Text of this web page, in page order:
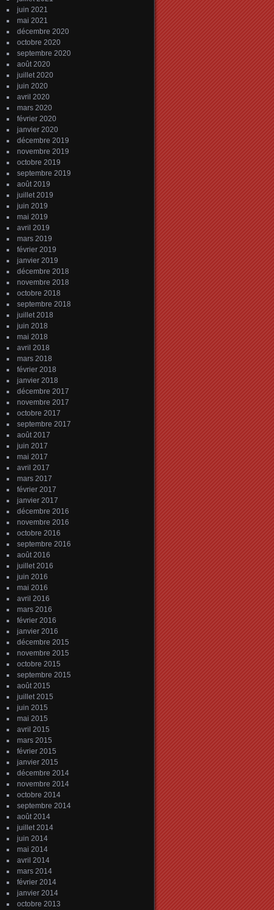
juin 2021
mai 2021
décembre 2020
octobre 2020
septembre 2020
août 2020
juillet 2020
juin 2020
avril 2020
mars 2020
février 2020
janvier 2020
décembre 2019
novembre 2019
octobre 2019
septembre 2019
août 2019
juillet 2019
juin 2019
mai 2019
avril 2019
mars 2019
février 2019
janvier 2019
décembre 2018
novembre 2018
octobre 2018
septembre 2018
juillet 2018
juin 2018
mai 2018
avril 2018
mars 2018
février 2018
janvier 2018
décembre 2017
novembre 2017
octobre 2017
septembre 2017
août 2017
juin 2017
mai 2017
avril 2017
mars 2017
février 2017
janvier 2017
décembre 2016
novembre 2016
octobre 2016
septembre 2016
août 2016
juillet 2016
juin 2016
mai 2016
avril 2016
mars 2016
février 2016
janvier 2016
décembre 2015
novembre 2015
octobre 2015
septembre 2015
août 2015
juillet 2015
juin 2015
mai 2015
avril 2015
mars 2015
février 2015
janvier 2015
décembre 2014
novembre 2014
octobre 2014
septembre 2014
août 2014
juillet 2014
juin 2014
mai 2014
avril 2014
mars 2014
février 2014
janvier 2014
octobre 2013